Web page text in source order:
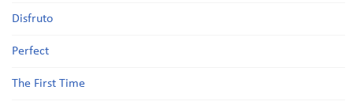
Disfruto
Perfect
The First Time